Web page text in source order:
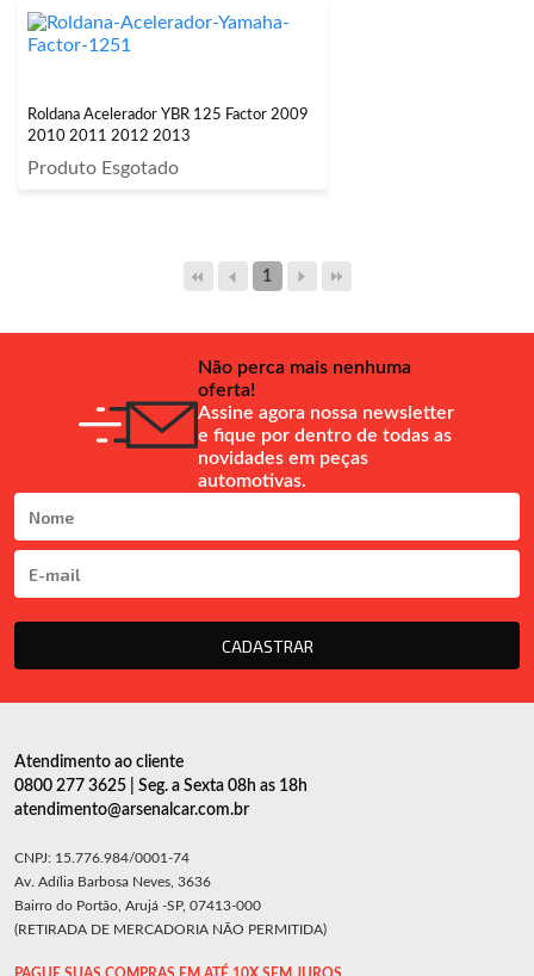
Roldana Acelerador YBR 125 Factor 2009
2010 2011 2012 2013
Produto Esgotado
1
Não perca mais nenhuma
oferta!
Assine agora nossa newsletter
e fique por dentro de todas as
novidades em peças
automotivas.
CADASTRAR
Atendimento ao cliente
0800 277 3625 | Seg. a Sexta 08h as 18h
atendimento@arsenalcar.com.br
CNPJ: 15.776.984/0001-74
Av. Adília Barbosa Neves, 3636
Bairro do Portão, Arujá -SP, 07413-000
(RETIRADA DE MERCADORIA NÃO PERMITIDA)